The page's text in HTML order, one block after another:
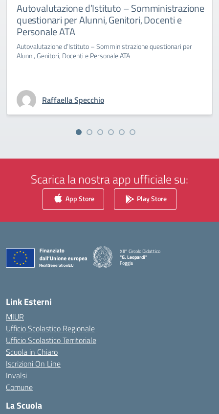
Autovalutazione d’Istituto – Somministrazione
questionari per Alunni, Genitori, Docenti e
Personale ATA
Autovalutazione d’Istituto – Somministrazione questionari per
Alunni, Genitori, Docenti e Personale ATA
Raffaella Specchio
Scarica la nostra app ufficiale su:
App Store Play Store
XII° Circolo Didattico
"G. Leopardi"
Foggia
— Visita la pagina iniziale della scuola
Link Esterni
MIUR
Ufficio Scolastico Regionale
Ufficio Scolastico Territoriale
Scuola in Chiaro
Iscrizioni On Line
Invalsi
Comune
La Scuola